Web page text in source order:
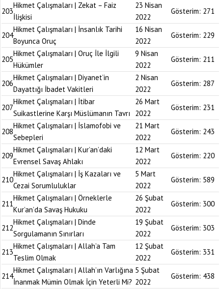
203
Hikmet Çalışmaları | Zekat – Faiz
İlişkisi
23 Nisan
2022
Gösterim: 271
204
Hikmet Çalışmaları | İnsanlık Tarihi
Boyunca Oruç
16 Nisan
2022
Gösterim: 229
205
Hikmet Çalışmaları | Oruç İle İlgili
Hükümler
9 Nisan
2022
Gösterim: 211
206
Hikmet Çalışmaları | Diyanet’in
Dayattığı İbadet Vakitleri
2 Nisan
2022
Gösterim: 287
207
Hikmet Çalışmaları | İtibar
Suikastlerine Karşı Müslümanın Tavrı
26 Mart
2022
Gösterim: 231
208
Hikmet Çalışmaları | İslamofobi ve
Sebepleri
21 Mart
2022
Gösterim: 243
209
Hikmet Çalışmaları | Kur’an’daki
Evrensel Savaş Ahlakı
12 Mart
2022
Gösterim: 220
210
Hikmet Çalışmaları | İş Kazaları ve
Cezai Sorumluluklar
5 Mart
2022
Gösterim: 589
211
Hikmet Çalışmaları | Örneklerle
Kur’an’da Savaş Hukuku
26 Şubat
2022
Gösterim: 300
212
Hikmet Çalışmaları | Dinde
Sorgulamanın Sınırları
19 Şubat
2022
Gösterim: 303
213
Hikmet Çalışmaları | Allah’a Tam
Teslim Olmak
12 Şubat
2022
Gösterim: 331
214
Hikmet Çalışmaları | Allah’ın Varlığına
İnanmak Mümin Olmak İçin Yeterli Mi?
5 Şubat
2022
Gösterim: 438